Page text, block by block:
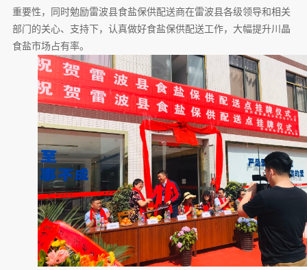
重要性，同时勉励雷波县食盐保供配送商在雷波县各级领导和相关
部门的关心、支持下，认真做好食盐保供配送工作，大幅提升川晶
食盐市场占有率。